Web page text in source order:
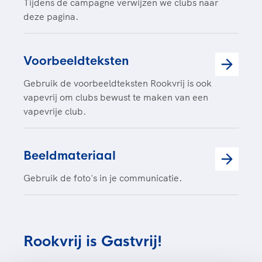
Tijdens de campagne verwijzen we clubs naar
deze pagina.
Voorbeeldteksten
Gebruik de voorbeeldteksten Rookvrij is ook
vapevrij om clubs bewust te maken van een
vapevrije club.
Beeldmateriaal
Gebruik de foto's in je communicatie.
Rookvrij is Gastvrij!